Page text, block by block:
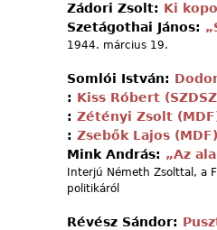
Zádori Zsolt: Ki
Szetágothai János:
1944. március 19.
Somlói István:
: Kiss Róbert
: Zétényi Zsolt
: Zsebők Lajos
Mink András: „Az
Interjú Németh Zsolttal, a
politikáról
Révész Sándor: